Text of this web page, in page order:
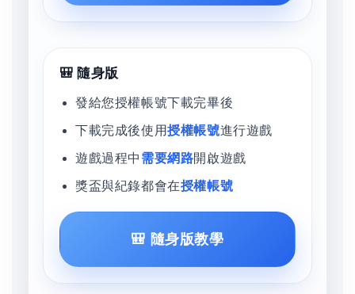
🎒 隨身版
發給您授權帳號下載完畢後
下載完成後使用授權帳號進行遊戲
遊戲過程中 需要網路開啟遊戲
獎盃與紀錄都會在授權帳號
🎒 隨身版教學